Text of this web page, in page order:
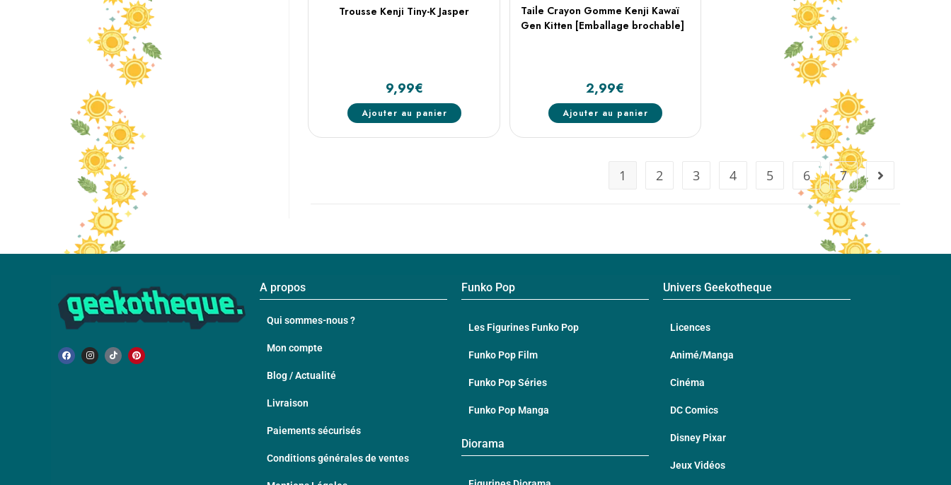
Trousse Kenji Tiny-K Jasper
9,99€
Ajouter au panier
Taile Crayon Gomme Kenji Kawaï
Gen Kitten [Emballage brochable]
2,99€
Ajouter au panier
1 2 3 4 5 6 7
A propos
Qui sommes-nous ?
Mon compte
Blog / Actualité
Livraison
Paiements sécurisés
Conditions générales de ventes
Funko Pop
Les Figurines Funko Pop
Funko Pop Film
Funko Pop Séries
Funko Pop Manga
Diorama
Univers Geekotheque
Licences
Animé/Manga
Cinéma
DC Comics
Disney Pixar
Jeux Vidéos